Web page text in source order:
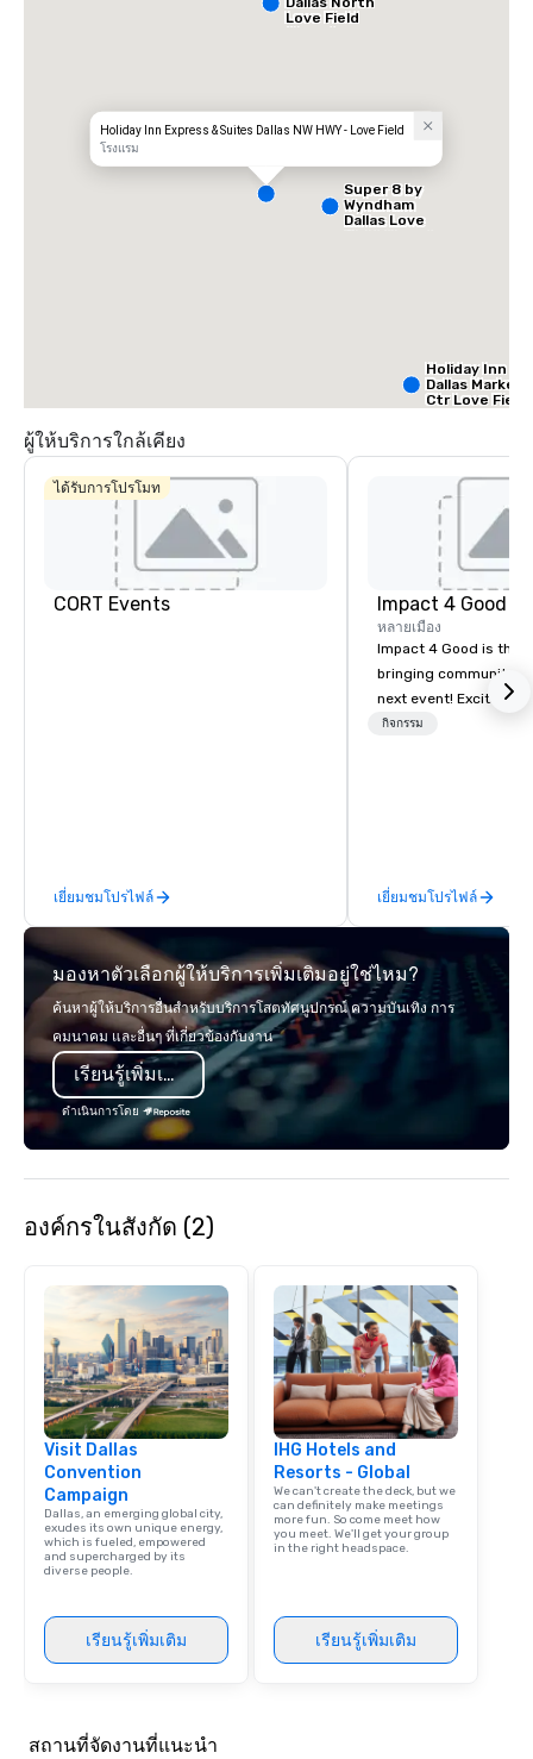
Holiday Inn Express & Suites Dallas NW HWY - Love Field
โรงแรม
Ctr -
Holiday Inn
Dallas Market
Ctr Love Field
of
Central/
Love Field
Airport
Super 8 by
Wyndham
Dallas Love
ผู้ให้บริการใกล้เคียง
ได้รับการโปรโมท
CORT Events
เยี่ยมชมโปรไฟล์
Impact 4 Good
หลายเมือง
Impact 4 Good is the
bringing community
next event! Exciting
team building
event, Impact 4 Good
details. Where are we? Nationwide
covered. Got a cause
events put your
into action. Short on
We customize events
กิจกรรม
เยี่ยมชมโปรไฟล์
มองหาตัวเลือกผู้ให้บริการเพิ่มเติมอยู่ใช่ไหม?
ค้นหาผู้ให้บริการอื่นสำหรับบริการโสตทัศนูปกรณ์ ความบันเทิง การ
คมนาคม และอื่นๆ ที่เกี่ยวข้องกับงาน
เรียนรู้เพิ่มเติม
ดำเนินการโดย
องค์กรในสังกัด (2)
Visit Dallas
Convention
Campaign
Dallas, an emerging global city,
exudes its own unique energy,
which is fueled, empowered
and supercharged by its
diverse people.
เรียนรู้เพิ่มเติม
IHG Hotels and
Resorts - Global
We can't create the deck, but we
can definitely make meetings
more fun. So come meet how
you meet. We'll get your group
in the right headspace.
เรียนรู้เพิ่มเติม
สถานที่จัดงานที่แนะนำ